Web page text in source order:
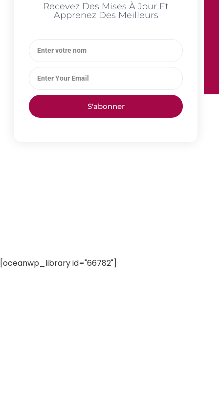
Recevez Des Mises À Jour Et
Apprenez Des Meilleurs
S'abonner
[oceanwp_library id="66782"]